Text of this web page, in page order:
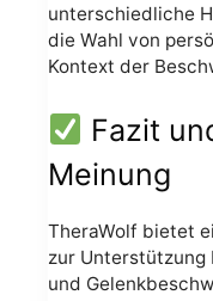
unterschiedliche
die Wahl von
Kontext der
Fazit
Meinung
TheraWolf bietet
zur
und